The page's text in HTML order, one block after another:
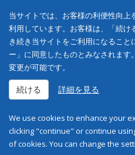
当サイトでは、お客様の利便性向
利用しています。お客様は、「続け
き続き当サイトをご利用になるこ
ー」に同意したものとみなされま
変更が可能です。
続ける 詳細を見る
We use cookies to enhance your
clicking "continue" or continue
of cookies. You can change the